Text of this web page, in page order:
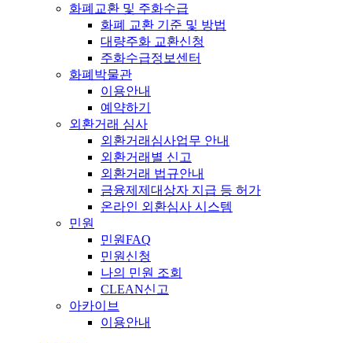
화폐교환 및 주화수급
화폐 교환 기준 및 방법
대량주화 교환신청
주화수급정보센터
화폐박물관
이용안내
예약하기
외환거래 심사
외환거래심사업무 안내
외환거래별 신고
외환거래 법규안내
금융제제대상자 지급 등 허가
온라인 외환심사 시스템
민원
민원FAQ
민원신청
나의 민원 조회
CLEAN신고
아카이브
이용안내